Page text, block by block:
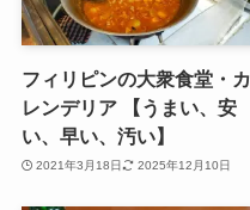
フィリピンの大衆食堂・カ
レンデリア 【うまい、安
い、早い、汚い】
2021年3月18日 2025年12月10日